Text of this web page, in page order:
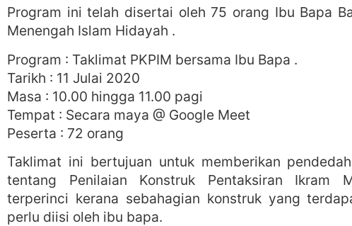
Program ini telah disertai oleh 75 orang Ibu Bapa
Menengah Islam Hidayah .
Program : Taklimat PKPIM bersama Ibu Bapa .
Tarikh : 11 Julai 2020
Masa : 10.00 hingga 11.00 pagi
Tempat : Secara maya @ Google Meet
Peserta : 72 orang
Taklimat ini bertujuan untuk memberikan
tentang Penilaian Konstruk Pentaksiran Ikram
terperinci kerana sebahagian konstruk yang
perlu diisi oleh ibu bapa.